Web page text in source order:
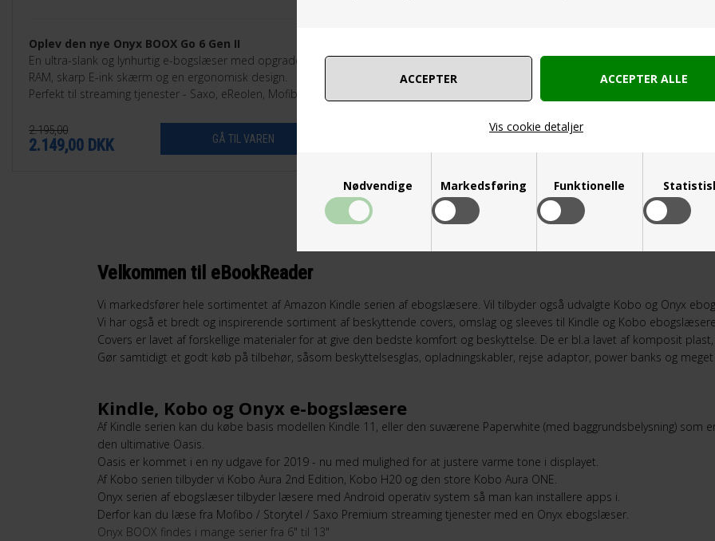
Vis cookie detaljer
Nødvendige Markedsføring Funktionelle
Oplev den nye Onyx BOOX Go 6 Gen II
En ultra-slank og lynhurtig e-bogslæser med opgraderet
RAM, skarp E-ink skærm og en ergonomisk design.
Perfekt til streaming tjenester - Saxo, eReolen, Mofibo,
2.195,00
2.149,00 DKK
Velkommen til eBookReader
Vi markedsfører hele sortimentet af Amazon Kindle serien af ebogslæsere. Vil tilbyder også udvalgte Kobo og Onyx
Vi har også et bredt og inspirerende sortiment af beskyttende covers, omslag og sleeves til Kindle og Kobo
Covers er lavet af forskellige materialer for at give den bedste komfort og beskyttelse. De er bl.a lavet af komposit
Gør samtidigt et godt køb på tilbehør, såsom beskyttelsesglas, opladningskabler, rejse adaptor, power banks og
Kindle, Kobo og Onyx e-bogslæsere
Af Kindle serien kan du købe basis modellen Kindle 11, eller den suværene Paperwhite (med baggrundsbelysning)
den ultimative Oasis.
Oasis er kommet i en ny udgave for 2019 - nu med mulighed for at justere varme tone i displayet.
Af Kobo serien tilbyder vi Kobo Aura 2nd Edition, Kobo H20 og den store Kobo Aura ONE.
Onyx serien af ebogslæser tilbyder læsere med Android operativ system så man kan installere apps i.
Derfor kan du læse fra Mofibo / Storytel / Saxo Premium streaming tjenester med en Onyx ebogslæser.
Onyx BOOX findes i mange serier fra 6" til 13"